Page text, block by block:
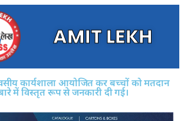
AMIT LEKH
कार्यशाला आयोजित कर बच्चों को मतदान
में विस्तृत रूप से जनकारी दी गई।